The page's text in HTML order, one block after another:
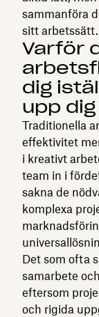
sammanföra
sitt arbetssätt.
Varför
dig
upp dig
Traditionella
effektivitet
i kreativt
team in i
sakna de
komplexa
Det som ofta
samarbete
eftersom
och rigida